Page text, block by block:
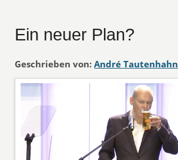
Ein neuer Plan?
Geschrieben von: André Tautenhahn